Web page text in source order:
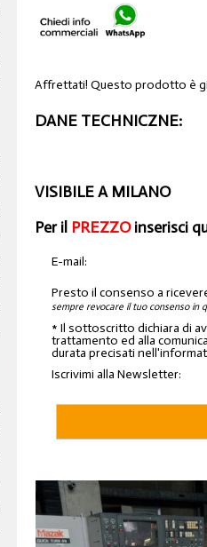
Affrettati! Questo prodotto è
DANE TECHNICZNE:
VISIBILE A MILANO
Per il PREZZOinserisci
E-mail:
Presto il consenso a
sempre revocare il tuo consenso in
* Il sottoscritto dichiara di
trattamento ed alla
durata precisati
Iscrivimi alla Newsletter: